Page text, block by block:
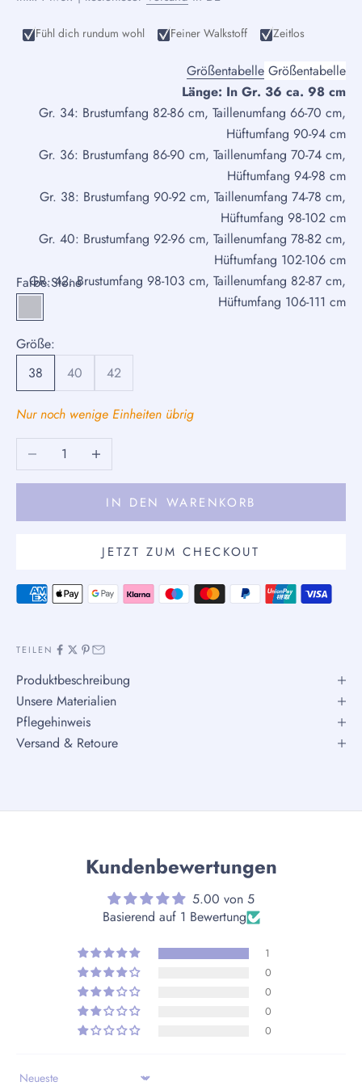
Fühl dich rundum wohl Feiner Walkstoff Zeitlos
Größentabelle Größentabelle
Länge: In Gr. 36 ca. 98 cm
Gr. 34: Brustumfang 82-86 cm, Taillenumfang 66-70 cm,
Hüftumfang 90-94 cm
Gr. 36: Brustumfang 86-90 cm, Taillenumfang 70-74 cm,
Hüftumfang 94-98 cm
Gr. 38: Brustumfang 90-92 cm, Taillenumfang 74-78 cm,
Hüftumfang 98-102 cm
Gr. 40: Brustumfang 92-96 cm, Taillenumfang 78-82 cm,
Hüftumfang 102-106 cm
GR. 42: Brustumfang 98-103 cm, Taillenumfang 82-87 cm,
Hüftumfang 106-111 cm
Farbe:Stone
Stone
Größe:
38
40 42
Nur noch wenige Einheiten übrig
Anzahl verringernAnzahl erhöhen
IN DEN WARENKORB
JETZT ZUM CHECKOUT
TEILEN
Produktbeschreibung
Unsere Materialien
Pflegehinweis
Versand & Retoure
Kundenbewertungen
5.00 von 5
Basierend auf 1 Bewertung
1
0
0
0
0